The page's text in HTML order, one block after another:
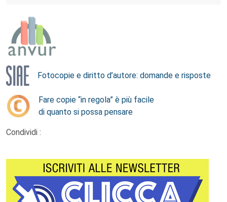
Fotocopie e diritto d’autore: domande e risposte
Fare copie “in regola” è più facile
di quanto si possa pensare
Condividi :